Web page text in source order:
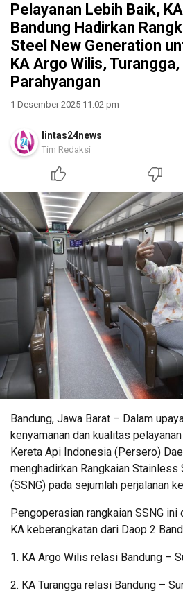
Pelayanan Lebih Baik,
Bandung Hadirkan
Steel New Generation
KA Argo Wilis, Turangga,
Parahyangan
1 Desember 2025 11:02 pm
lintas24news
Tim Redaksi
Bandung, Jawa Barat – Dalam
kenyamanan dan kualitas
Kereta Api Indonesia (Persero)
menghadirkan Rangkaian
(SSNG) pada sejumlah perjalanan
Pengoperasian rangkaian SSNG ini
KA keberangkatan dari Daop 2
1. KA Argo Wilis relasi Bandung –
2. KA Turangga relasi Bandung –